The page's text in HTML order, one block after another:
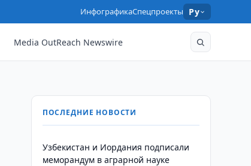
ИнфографикаСпецпроекты Ру
Media OutReach Newswire
ПОСЛЕДНИЕ НОВОСТИ
Узбекистан и Иордания подписали
меморандум в аграрной науке